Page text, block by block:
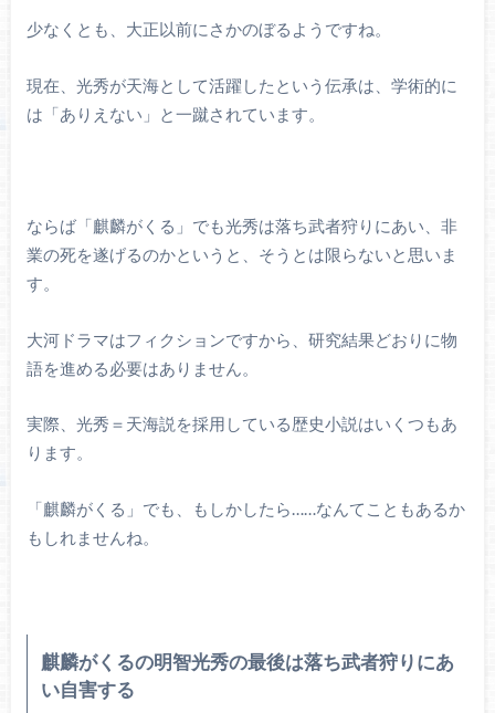
少なくとも、大正以前にさかのぼるようですね。
現在、光秀が天海として活躍したという伝承は、学術的に
は「ありえない」と一蹴されています。
ならば「麒麟がくる」でも光秀は落ち武者狩りにあい、非
業の死を遂げるのかというと、そうとは限らないと思いま
す。
大河ドラマはフィクションですから、研究結果どおりに物
語を進める必要はありません。
実際、光秀＝天海説を採用している歴史小説はいくつもあ
ります。
「麒麟がくる」でも、もしかしたら……なんてこともあるか
もしれませんね。
麒麟がくるの明智光秀の最後は落ち武者狩りにあ
い自害する